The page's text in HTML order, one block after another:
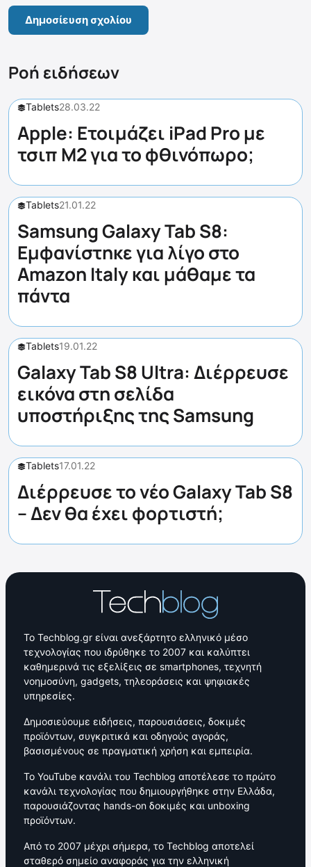
Ροή ειδήσεων
Tablets28.03.22
Apple: Ετοιμάζει iPad Pro με
τσιπ M2 για το φθινόπωρο;
Tablets21.01.22
Samsung Galaxy Tab S8:
Εμφανίστηκε για λίγο στο
Amazon Italy και μάθαμε τα
πάντα
Tablets19.01.22
Galaxy Tab S8 Ultra: Διέρρευσε
εικόνα στη σελίδα
υποστήριξης της Samsung
Tablets17.01.22
Διέρρευσε το νέο Galaxy Tab S8
– Δεν θα έχει φορτιστή;
Το Techblog.gr είναι ανεξάρτητο ελληνικό μέσο
τεχνολογίας που ιδρύθηκε το 2007 και καλύπτει
καθημερινά τις εξελίξεις σε smartphones, τεχνητή
νοημοσύνη, gadgets, τηλεοράσεις και ψηφιακές
υπηρεσίες.
Δημοσιεύουμε ειδήσεις, παρουσιάσεις, δοκιμές
προϊόντων, συγκριτικά και οδηγούς αγοράς,
βασισμένους σε πραγματική χρήση και εμπειρία.
Το YouTube κανάλι του Techblog αποτέλεσε το πρώτο
κανάλι τεχνολογίας που δημιουργήθηκε στην Ελλάδα,
παρουσιάζοντας hands-on δοκιμές και unboxing
προϊόντων.
Από το 2007 μέχρι σήμερα, το Techblog αποτελεί
σταθερό σημείο αναφοράς για την ελληνική